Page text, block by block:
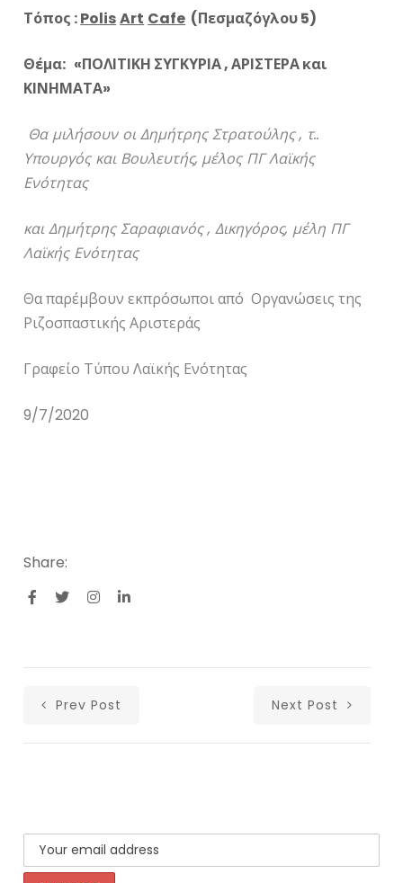
Τόπος :PolisArt Cafe (Πεσμαζόγλου5)
Θέμα: «ΠΟΛΙΤΙΚΗ ΣΥΓΚΥΡΙΑ , ΑΡΙΣΤΕΡΑ και
ΚΙΝΗΜΑΤΑ»
Θα μιλήσουν οι Δημήτρης Στρατούλης , τ..
Υπουργός και Βουλευτής, μέλος ΠΓ Λαϊκής
Ενότητας
και Δημήτρης Σαραφιανός , Δικηγόρος, μέλη ΠΓ
Λαϊκής Ενότητας
Θα παρέμβουν εκπρόσωποι από Οργανώσεις της
Ριζοσπαστικής Αριστεράς
Γραφείο Τύπου Λαϊκής Ενότητας
9/7/2020
Share:
Prev Post Next Post